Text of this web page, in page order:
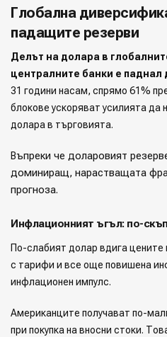
Глобална
падащите резерви
Делът на долара в
централните банки е паднал
31 години насам, спрямо 61%
блокове ускоряват усилията
долара в търговията.
Въпреки че доларовият
доминиращ, нарастващата
прогноза.
Инфлационният ъгъл: по-
По-слабият долар вдига цените
с тарифи и все още повишена
инфлационен импулс.
Американците получават по-
при покупка на вносни стоки.